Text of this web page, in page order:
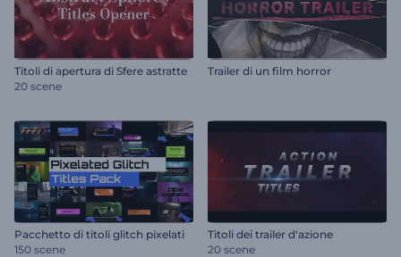
Titoli di apertura di Sfere astratte
20 scene
Trailer di un film horror
Pacchetto di titoli glitch pixelati
150 scene
Titoli dei trailer d'azione
20 scene